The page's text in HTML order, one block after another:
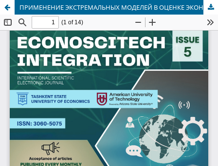
ПРИМЕНЕНИЕ ЭКСТРЕМАЛЬНЫХ МОДЕЛЕЙ В ОЦЕНКЕ ЭКОНОМИЧЕСКОГО ПОТЕНЦИАЛА ПРЕДПРИЯТИЯ